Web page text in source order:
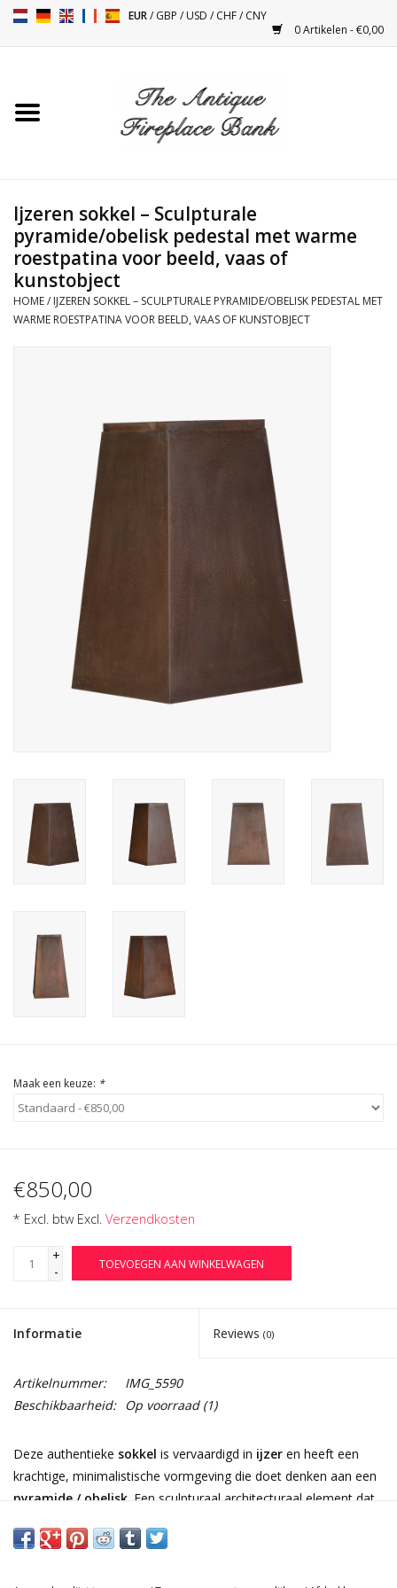
EUR/GBP /USD /CHF/CNY
0 Artikelen - €0,00
Toebehoren
Kacheltjes
Tafels
Decoratieve Outdoor
Vloeren - Steen, Terra Cotta
Tevreden Klanten
Antieke Marmers
Cadeau Bonnen
Ijzeren sokkel – Sculpturale
pyramide/obelisk pedestal met warme
roestpatina voor beeld, vaas of
kunstobject
HOME/ IJZEREN SOKKEL – SCULPTURALE PYRAMIDE/OBELISK PEDESTAL MET
WARME ROESTPATINA VOOR BEELD, VAAS OF KUNSTOBJECT
Maak een keuze: *
€850,00
* Excl. btw Excl. Verzendkosten
+
-
TOEVOEGEN AAN WINKELWAGEN
Informatie Reviews (0)
Artikelnummer:
IMG_5590
Beschikbaarheid: Op voorraad(1)
Deze authentieke sokkel is vervaardigd in ijzer en heeft een
krachtige, minimalistische vormgeving die doet denken aan een
pyramide / obelisk . Een sculpturaal architecturaal element dat
plantenpotop te presenteren — zowel binnen als in een